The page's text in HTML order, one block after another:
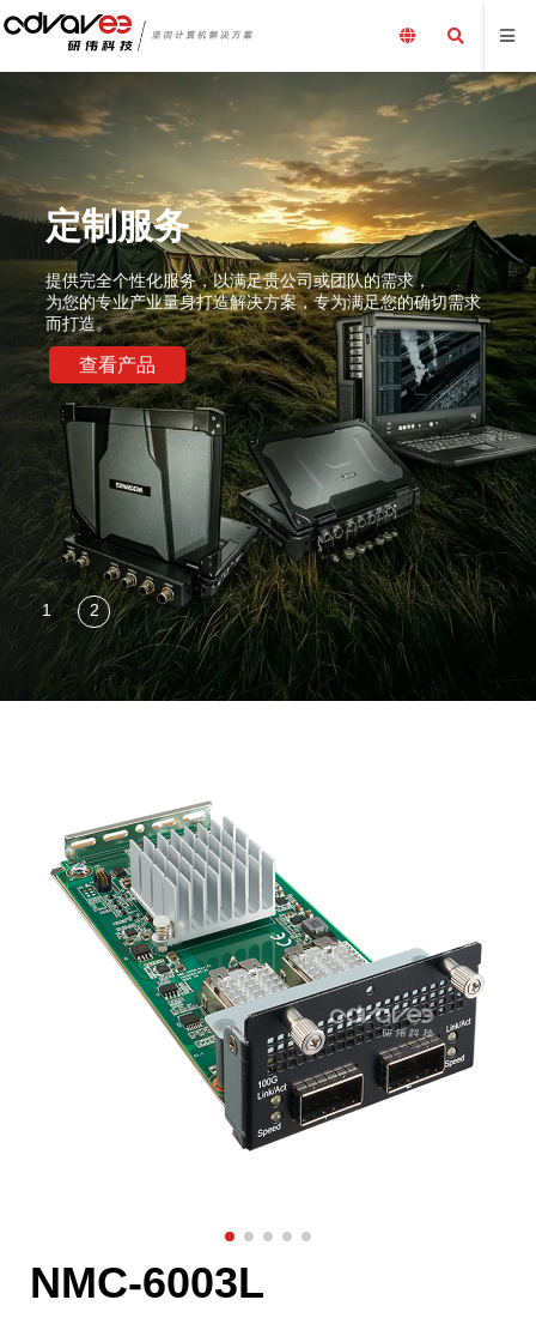
定制服务
提供完全个性化服务，以满足贵公司或团队的需求，
为您的专业产业量身打造解决方案，专为满足您的确切需求
而打造。
查看产品
NMC-6003L